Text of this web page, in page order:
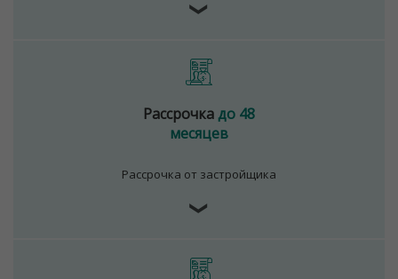
❯
Рассрочкадо 48
месяцев
Рассрочка от застройщика
❯